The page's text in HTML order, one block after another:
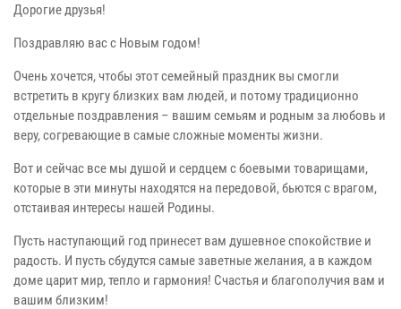
Дорогие друзья!
Поздравляю вас с Новым годом!
Очень хочется, чтобы этот семейный праздник вы смогли
встретить в кругу близких вам людей, и потому традиционно
отдельные поздравления – вашим семьям и родным за любовь и
веру, согревающие в самые сложные моменты жизни.
Вот и сейчас все мы душой и сердцем с боевыми товарищами,
которые в эти минуты находятся на передовой, бьются с врагом,
отстаивая интересы нашей Родины.
Пусть наступающий год принесет вам душевное спокойствие и
радость. И пусть сбудутся самые заветные желания, а в каждом
доме царит мир, тепло и гармония! Счастья и благополучия вам и
вашим близким!